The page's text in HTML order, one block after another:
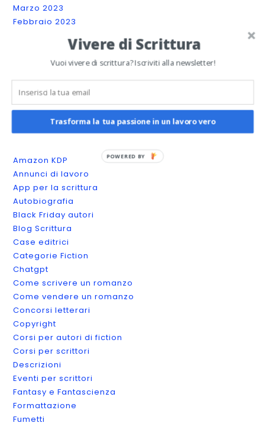
Marzo 2023
Febbraio 2023
Dicembre 2022
Novembre 2022
Settembre 2022
Agosto 2022
Categories
Amazon KDP
Annunci di lavoro
App per la scrittura
Autobiografia
Black Friday autori
Blog Scrittura
Case editrici
Categorie Fiction
Chatgpt
Come scrivere un romanzo
Come vendere un romanzo
Concorsi letterari
Copyright
Corsi per autori di fiction
Corsi per scrittori
Descrizioni
Eventi per scrittori
Fantasy e Fantascienza
Formattazione
Fumetti
Vivere di Scrittura
Vuoi vivere di scrittura? Iscriviti alla newsletter!
Trasforma la tua passione in un lavoro vero
POWERED BY